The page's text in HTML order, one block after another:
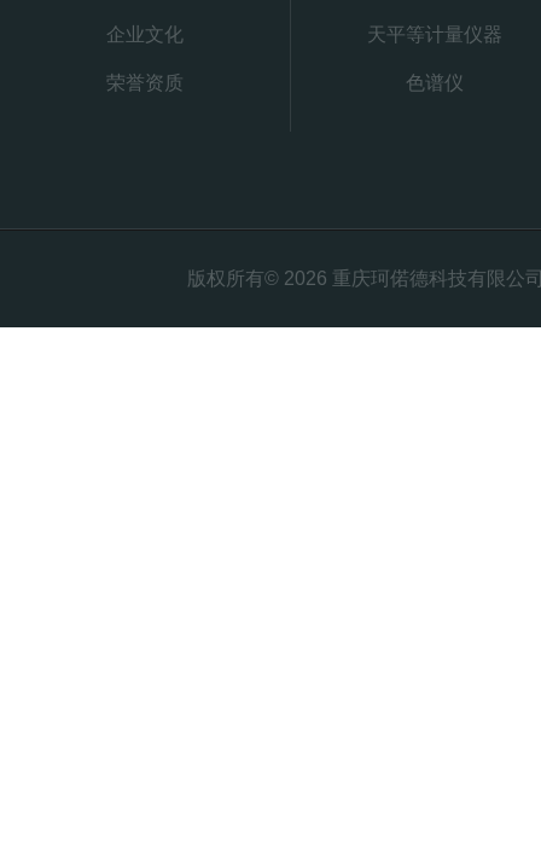
企业文化
荣誉资质
天平等计量仪器
色谱仪
版权所有© 2026 重庆珂偌德科技有限